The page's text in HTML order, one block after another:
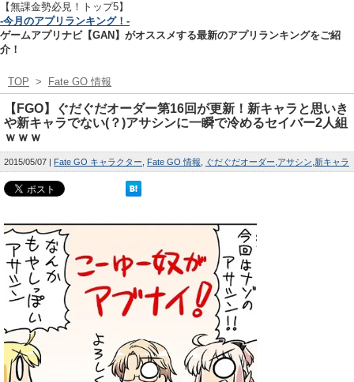
【無課金勢必見！トップ5】
-今月のアプリランキング！-
ゲームアプリナビ【GAN】がオススメする最新のアプリランキングをご紹
介！
TOP > Fate GO 情報
【FGO】ぐだぐだオーダー第16回が更新！新キャラと思いき
や新キャラでない(？)アサシンに一瞬で冷めるセイバー2人組
ｗｗｗ
2015/05/07 Fate GO キャラクター Fate GO 情報 ぐだぐだオーダー アサシン 新キャラ